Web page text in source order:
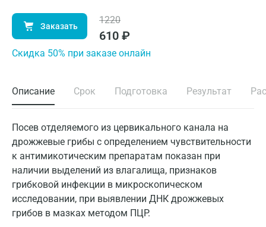
Заказать
1220
610 ₽
Cкидка 50% при заказе онлайн
Описание Срок Подготовка Результат
Посев отделяемого из цервикального канала на
дрожжевые грибы с определением чувствительности
к антимикотическим препаратам показан при
наличии выделений из влагалища, признаков
грибковой инфекции в микроскопическом
исследовании, при выявлении ДНК дрожжевых
грибов в мазках методом ПЦР.